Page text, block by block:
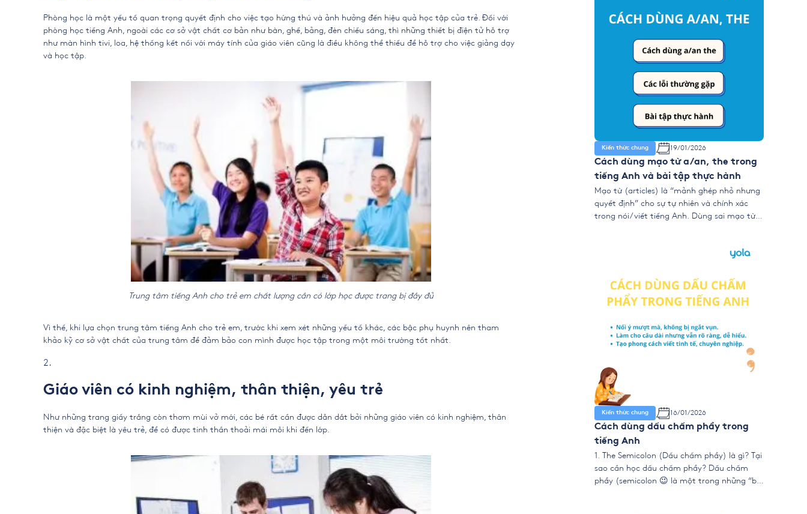
Phòng học là một yếu tố quan trọng quyết định cho việc tạo hứng thú và ảnh hưởng đến hiệu quả học tập của trẻ. Đối với
phòng học tiếng Anh, ngoài các cơ sở vật chất cơ bản như bàn, ghế, bảng, đèn chiếu sáng, thì những thiết bị điện tử hỗ trợ
như màn hình tivi, loa, hệ thống kết nối với máy tính của giáo viên cũng là điều không thể thiếu để hỗ trợ cho việc giảng dạy
và học tập.
Trung tâm tiếng Anh cho trẻ em chất lượng cần có lớp học được trang bị đầy đủ
Vì thế, khi lựa chọn trung tâm tiếng Anh cho trẻ em, trước khi xem xét những yếu tố khác, các bậc phụ huynh nên tham
khảo kỹ cơ sở vật chất của trung tâm để đảm bảo con mình được học tập trong một môi trường tốt nhất.
Giáo viên có kinh nghiệm, thân thiện, yêu trẻ
Như những trang giấy trắng còn thơm mùi vở mới, các bé rất cần được dẫn dắt bởi những giáo viên có kinh nghiệm, thân
thiện và đặc biệt là yêu trẻ, để có được tinh thần thoải mái mỗi khi đến lớp.
Kiến thức chung 19/01/2026
Cách dùng mạo từ a/an, the trong
tiếng Anh và bài tập thực hành
Mạo từ (articles) là “mảnh ghép nhỏ nhưng
quyết định” cho sự tự nhiên và chính xác
trong nói/viết tiếng Anh. Dùng sai mạo từ
a/an/the/Ø (zero article), ngoại lệ quan
Kiến thức chung 16/01/2026
Cách dùng dấu chấm phẩy trong
tiếng Anh
1. The Semicolon (Dấu chấm phẩy) là gì? Tại
sao cần học dấu chấm phẩy? Dấu chấm
phẩy (semicolon 😉 là một trong những “bí